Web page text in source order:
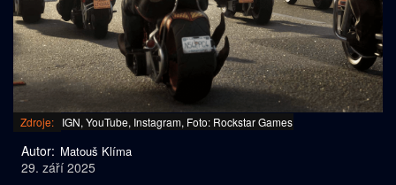
Zdroje: IGN, YouTube, Instagram, Foto: Rockstar Games
Autor: Matouš Klíma
29. září 2025